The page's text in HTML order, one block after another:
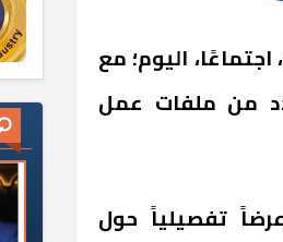
اليوم؛ مع
عدد من ملفات عمل
تفصيلياً حول